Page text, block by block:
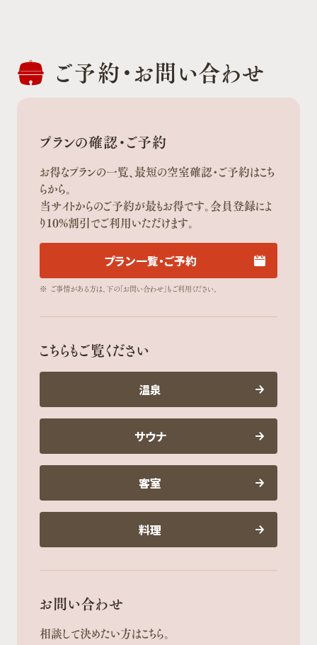
ご予約・お問い合わせ
プランの確認・ご予約
お得なプランの一覧、最短の空室確認・ご予約はこち
らから。
当サイトからのご予約が最もお得です。会員登録によ
り10%割引でご利用いただけます。
プラン一覧・ご予約
※ ご事情がある方は、下の「お問い合わせ」もご利用ください。
こちらもご覧ください
温泉
サウナ
客室
料理
お問い合わせ
相談して決めたい方はこちら。